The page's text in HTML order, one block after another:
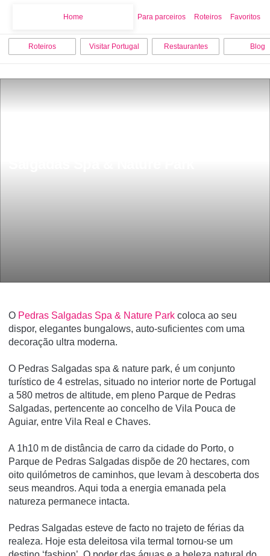
Home Para parceiros Roteiros Favoritos
Roteiros Visitar Portugal Restaurantes Blog
O Pedras Salgadas Spa & Nature Park coloca ao seu
dispor, elegantes bungalows, auto-suficientes com uma
decoração ultra moderna.
O Pedras Salgadas spa & nature park, é um conjunto
turístico de 4 estrelas, situado no interior norte de Portugal
a 580 metros de altitude, em pleno Parque de Pedras
Salgadas, pertencente ao concelho de Vila Pouca de
Aguiar, entre Vila Real e Chaves.
A 1h10 m de distância de carro da cidade do Porto, o
Parque de Pedras Salgadas dispõe de 20 hectares, com
oito quilómetros de caminhos, que levam à descoberta dos
seus meandros. Aqui toda a energia emanada pela
natureza permanece intacta.
Pedras Salgadas esteve de facto no trajeto de férias da
realeza. Hoje esta deleitosa vila termal tornou-se um